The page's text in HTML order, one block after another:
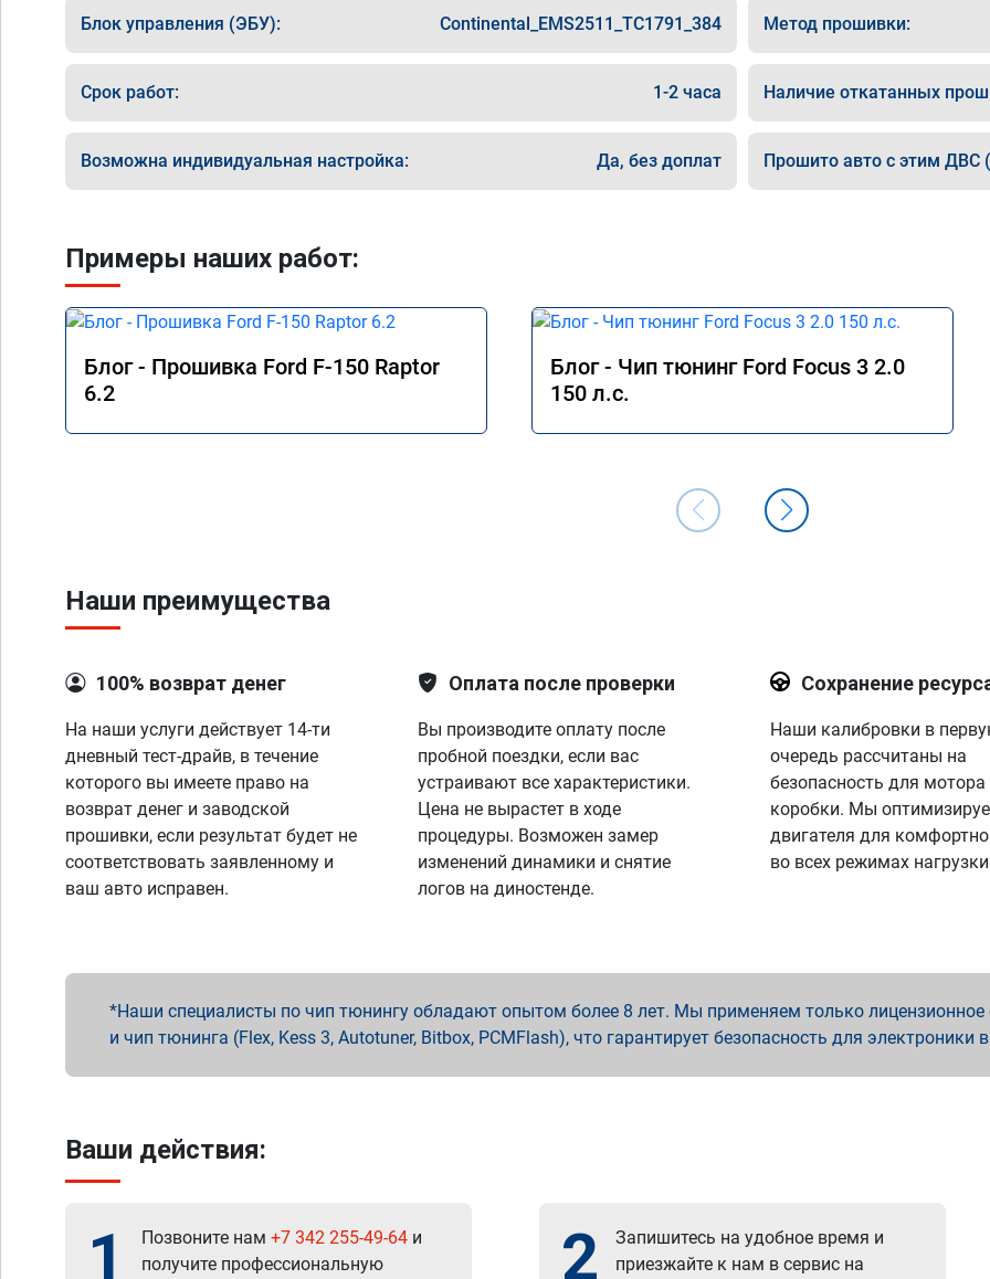
Блок управления (ЭБУ): Continental_EMS2511_TC1791_384 Метод прошивки:
Срок работ: 1-2 часа Наличие откатанных
Возможна индивидуальная настройка: Да, без доплат Прошито авто с этим ДВС
Примеры наших работ:
Блог - Прошивка Ford F-150 Raptor
6.2
Блог - Чип тюнинг Ford Focus 3 2.0
150 л.с.
Наши преимущества
100% возврат денег
На наши услуги действует 14-ти
дневный тест-драйв, в течение
которого вы имеете право на
возврат денег и заводской
прошивки, если результат будет не
соответствовать заявленному и
ваш авто исправен.
Оплата после проверки
Вы производите оплату после
пробной поездки, если вас
устраивают все характеристики.
Цена не вырастет в ходе
процедуры. Возможен замер
изменений динамики и снятие
логов на диностенде.
Сохранение
Наши калибровки в
очередь рассчитаны на
безопасность для мотора
коробки. Мы
двигателя для
во всех режимах
Наши специалисты по чип тюнингу обладают опытом более 8 лет. Мы применяем только лицензионное
и чип тюнинга (Flex, Kess 3, Autotuner, Bitbox, PCMFlash), что гарантирует безопасность для электроники
Ваши действия:
1 Позвоните нам +7 342 255-49-64 и
получите профессиональную
2
Запишитесь на удобное время и
приезжайте к нам в сервис на